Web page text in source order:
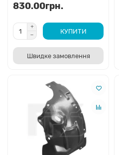
830.00грн.
КУПИТИ
Швидке замовлення